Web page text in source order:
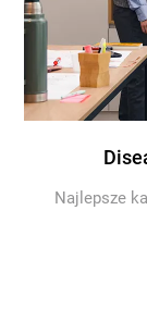
Najlepsze